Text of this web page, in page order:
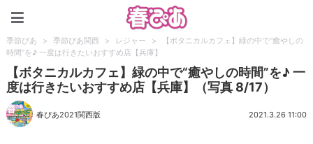
季節ぴあ > 季節ぴあ関西 > レジャー >
【ボタニカルカフェ】緑の中で“癒やしの
時間”を♪ 一度は行きたいおすすめ店【兵庫】
【ボタニカルカフェ】緑の中で“癒やしの時間”を♪ 一
度は行きたいおすすめ店【兵庫】（写真 8/17）
春ぴあ2021関西版 2021.3.26 11:00